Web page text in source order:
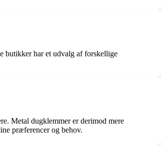
butikker har et udvalg af forskellige
Metal dugklemmer er derimod mere
præferencer og behov.